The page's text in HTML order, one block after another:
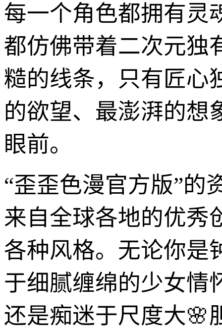
每一个角色都拥有灵
都仿佛带着二次元独
糙的线条，只有匠心
的欲望、最澎湃的想
眼前。
“歪歪色漫官方版”的
来自全球各地的优秀
各种风格。无论你是
于细腻缠绵的少女情
还是痴迷于尺度大🌸